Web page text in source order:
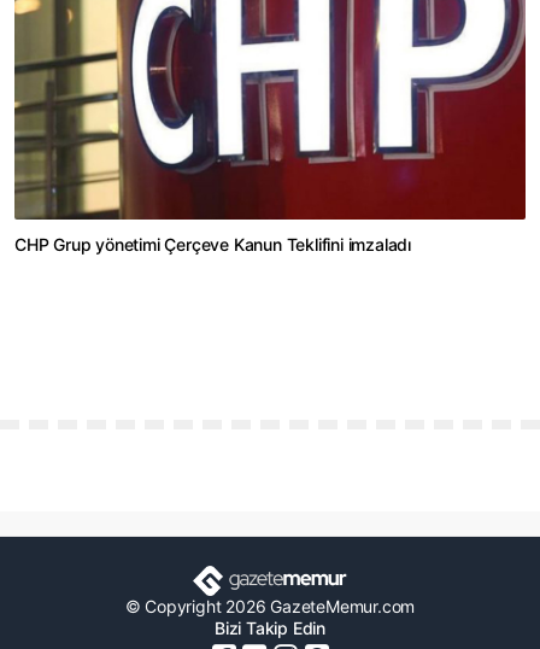
CHP Grup yönetimi Çerçeve Kanun Teklifini imzaladı
© Copyright 2026 GazeteMemur.com
Bizi Takip Edin